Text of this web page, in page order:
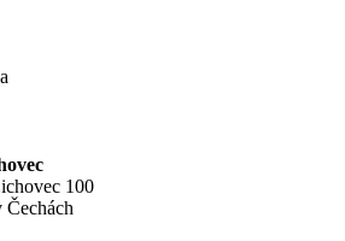
100